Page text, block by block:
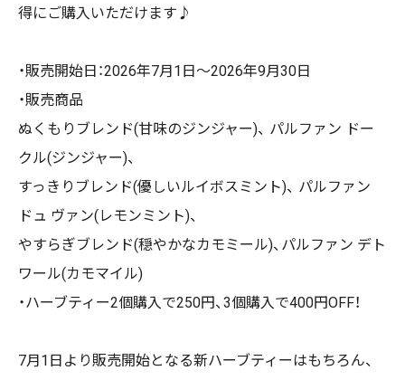
得にご購入いただけます♪
・販売開始日：2026年7月1日～2026年9月30日
・販売商品
ぬくもりブレンド(甘味のジンジャー)、 パルファン ドー
クル(ジンジャー)、
すっきりブレンド(優しいルイボスミント)、 パルファン
ドュ ヴァン(レモンミント)、
やすらぎブレンド(穏やかなカモミール)、パルファン デト
ワール(カモマイル)
・ハーブティー2個購入で250円、3個購入で400円OFF！
7月1日より販売開始となる新ハーブティーはもちろん、